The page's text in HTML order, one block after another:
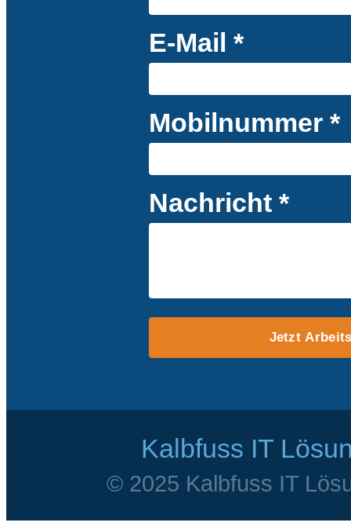
E-Mail *
Mobilnummer *
Nachricht *
Jetzt
Kalbfuss IT
© 2025 Kalbfuss IT